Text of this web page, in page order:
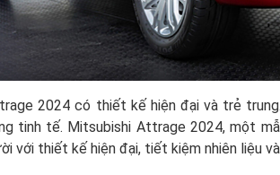
2024 có thiết kế hiện đại và trẻ
tinh tế. Mitsubishi Attrage 2024, một
với thiết kế hiện đại, tiết kiệm nhiên liệu